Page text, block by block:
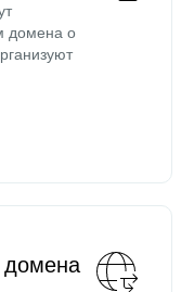
домена о
домена